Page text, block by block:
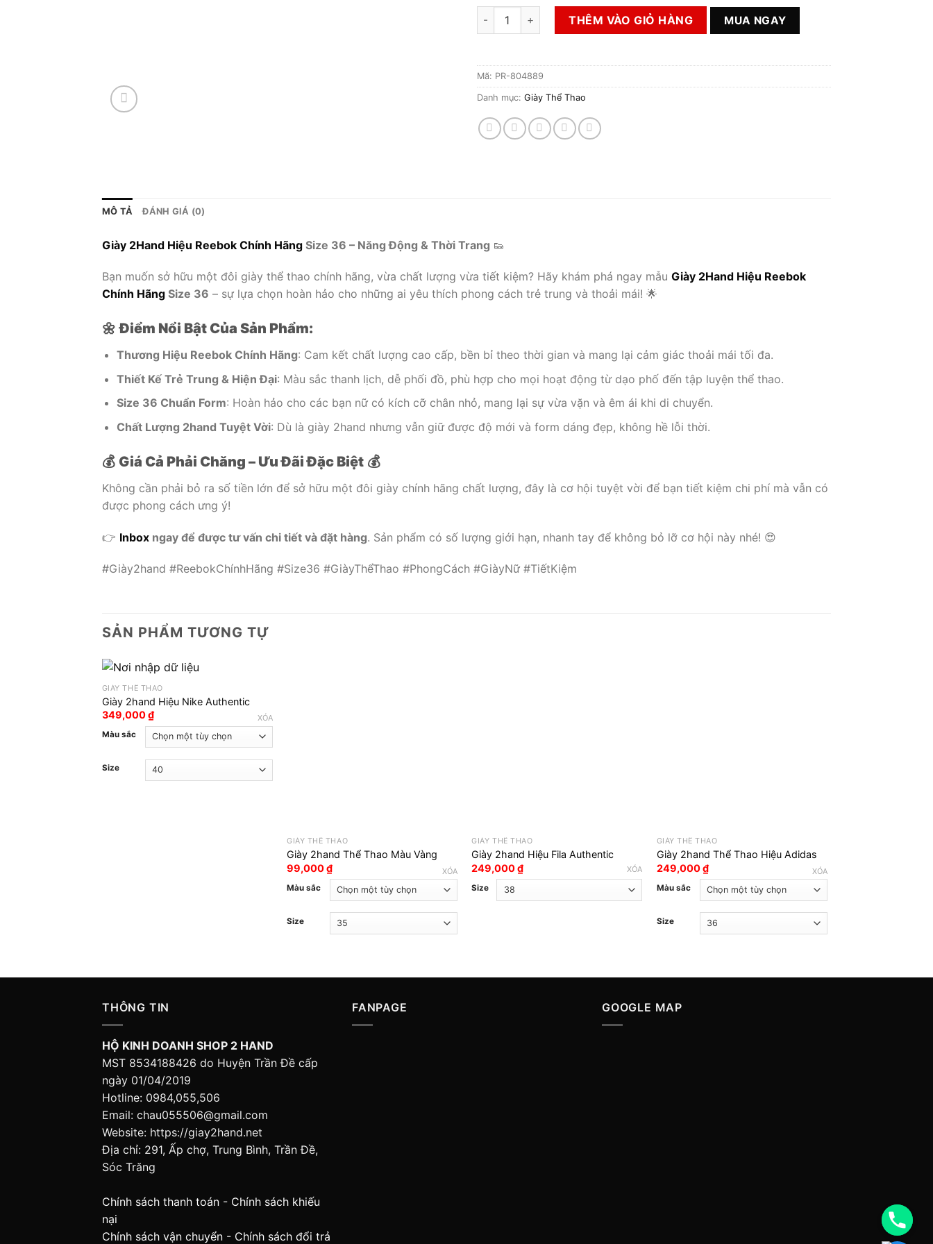
Giày 2Hand Hiệu Reebok Chính Hãng số lượng
THÊM VÀO GIỎ HÀNG MUA NGAY
Mã: PR-804889
Danh mục: Giày Thể Thao
MÔ TẢ ĐÁNH GIÁ (0)
Giày 2Hand Hiệu Reebok Chính Hãng Size 36 – Năng Động & Thời Trang 👟
Bạn muốn sở hữu một đôi giày thể thao chính hãng, vừa chất lượng vừa tiết kiệm? Hãy khám phá ngay mẫu Giày 2Hand Hiệu Reebok
Chính Hãng Size 36 – sự lựa chọn hoàn hảo cho những ai yêu thích phong cách trẻ trung và thoải mái! 🌟
🌼Điểm Nổi Bật Của Sản Phẩm:
Thương Hiệu Reebok Chính Hãng: Cam kết chất lượng cao cấp, bền bỉ theo thời gian và mang lại cảm giác thoải mái tối đa.
Thiết Kế Trẻ Trung & Hiện Đại: Màu sắc thanh lịch, dễ phối đồ, phù hợp cho mọi hoạt động từ dạo phố đến tập luyện thể thao.
Size 36 Chuẩn Form: Hoàn hảo cho các bạn nữ có kích cỡ chân nhỏ, mang lại sự vừa vặn và êm ái khi di chuyển.
Chất Lượng 2hand Tuyệt Vời: Dù là giày 2hand nhưng vẫn giữ được độ mới và form dáng đẹp, không hề lỗi thời.
💰 Giá Cả Phải Chăng – Ưu Đãi Đặc Biệt 💰
Không cần phải bỏ ra số tiền lớn để sở hữu một đôi giày chính hãng chất lượng, đây là cơ hội tuyệt vời để bạn tiết kiệm chi phí mà vẫn có
được phong cách ưng ý!
👉 Inbox ngay để được tư vấn chi tiết và đặt hàng. Sản phẩm có số lượng giới hạn, nhanh tay để không bỏ lỡ cơ hội này nhé! 😍
#Giày2hand #ReebokChínhHãng #Size36 #GiàyThểThao #PhongCách #GiàyNữ #TiếtKiệm
SẢN PHẨM TƯƠNG TỰ
GIÀY THỂ THAO
Giày 2hand Hiệu Nike Authentic
349,000₫
Màu sắc
Size
XÓA
GIÀY THỂ THAO
Giày 2hand Thể Thao Màu Vàng
99,000₫
Màu sắc
Size
XÓA
GIÀY THỂ THAO
Giày 2hand Hiệu Fila Authentic
249,000₫
Size
XÓA
GIÀY THỂ THAO
Giày 2hand Thể Thao Hiệu Adidas
249,000₫
Màu sắc
Size
XÓA
THÔNG TIN
HỘ KINH DOANH SHOP 2 HAND
MST 8534188426 do Huyện Trần Đề cấp
ngày 01/04/2019
Hotline: 0984,055,506
Email: chau055506@gmail.com
Website: https://giay2hand.net
Địa chỉ: 291, Ấp chợ, Trung Bình, Trần Đề,
Sóc Trăng
Chính sách thanh toán - Chính sách khiếu
nại
Chính sách vận chuyển - Chính sách đổi trả
FANPAGE GOOGLE MAP